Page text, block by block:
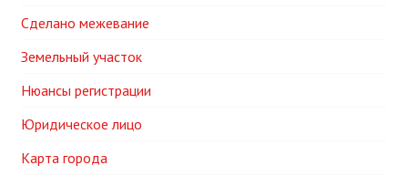
Сделано межевание
Земельный участок
Нюансы регистрации
Юридическое лицо
Карта города